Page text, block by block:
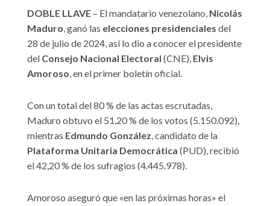
DOBLE LLAVE – El mandatario venezolano, Nicolás
Maduro, ganó las elecciones presidenciales del
28 de julio de 2024, así lo dio a conocer el presidente
del Consejo Nacional Electoral (CNE), Elvis
Amoroso, en el primer boletín oficial.
Con un total del 80 % de las actas escrutadas,
Maduro obtuvo el 51,20 % de los votos (5.150.092),
mientras Edmundo González, candidato de la
Plataforma Unitaria Democrática (PUD), recibió
el 42,20 % de los sufragios (4.445.978).
Amoroso aseguró que «en las próximas horas» el